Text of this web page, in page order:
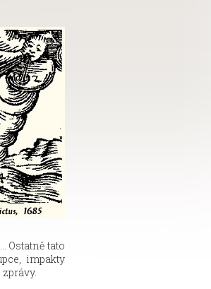
Ostatně tato
impakty